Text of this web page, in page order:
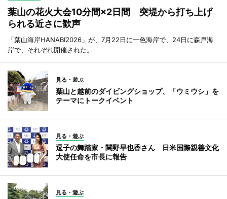
葉山の花火大会10分間×2日間 突堤から打ち上げ
られる近さに歓声
「葉山海岸HANABI2026」が、7月22日に一色海岸で、24日に森戸海
岸で、それぞれ開催された。
見る・遊ぶ
葉山と越前のダイビングショップ、「ウミウシ」を
テーマにトークイベント
見る・遊ぶ
逗子の舞踏家・関野早也香さん 日米国際親善文化
大使任命を市長に報告
見る・遊ぶ